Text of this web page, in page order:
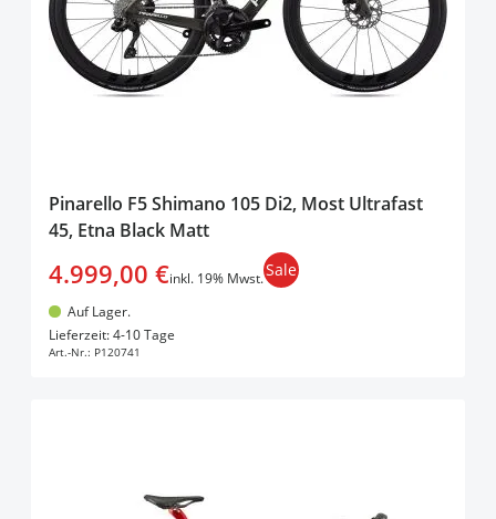
Pinarello F5 Shimano 105 Di2, Most Ultrafast
45, Etna Black Matt
4.999,00 €inkl. 19% Mwst.Sale
Auf Lager.
Lieferzeit: 4-10 Tage
Art.-Nr.: P120741